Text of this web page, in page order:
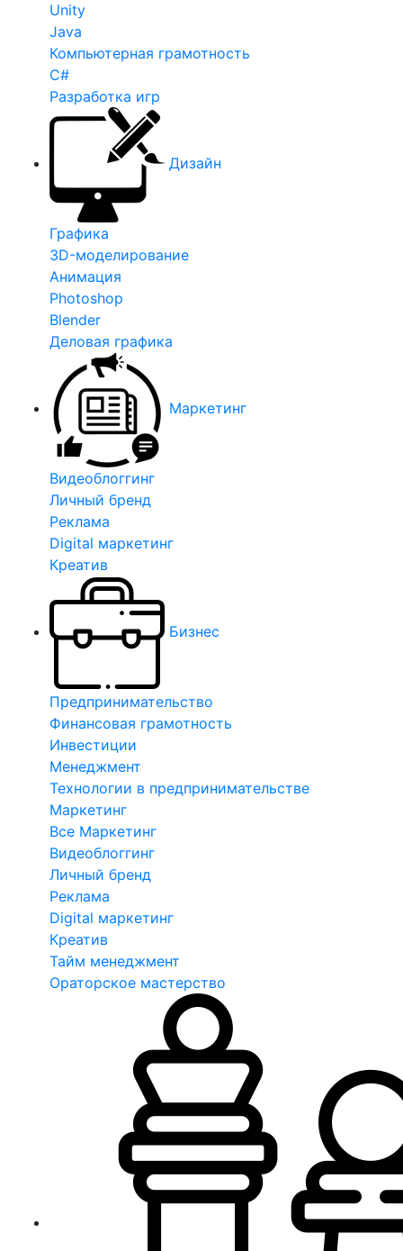
Unity
Java
Компьютерная грамотность
C#
Разработка игр
Дизайн
Графика
3D-моделирование
Анимация
Photoshop
Blender
Деловая графика
Маркетинг
Видеоблоггинг
Личный бренд
Реклама
Digital маркетинг
Креатив
Бизнес
Предпринимательство
Финансовая грамотность
Инвестиции
Менеджмент
Технологии в предпринимательстве
Маркетинг
Все Маркетинг
Видеоблоггинг
Личный бренд
Реклама
Digital маркетинг
Креатив
Тайм менеджмент
Ораторское мастерство